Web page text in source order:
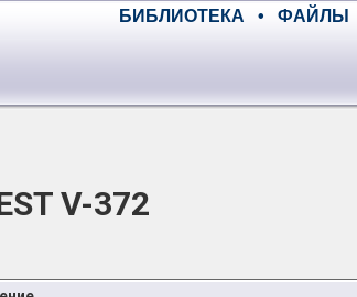
БИБЛИОТЕКА • ФАЙЛЫ
V-372